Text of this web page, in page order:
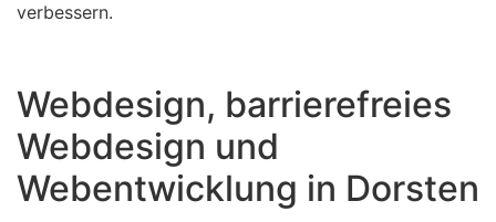
verbessern.
Webdesign, barrierefreies
Webdesign und
Webentwicklung in Dorsten